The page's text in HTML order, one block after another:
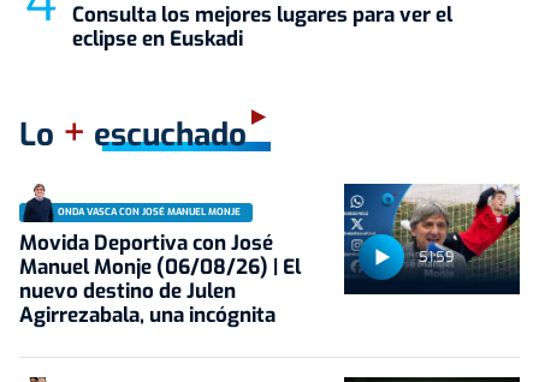
Consulta los mejores lugares para ver el
eclipse en Euskadi
Lo + escuchado
51:59
ONDA VASCA CON JOSÉ MANUEL MONJE
Movida Deportiva con José
Manuel Monje (06/08/26) | El
nuevo destino de Julen
Agirrezabala, una incógnita